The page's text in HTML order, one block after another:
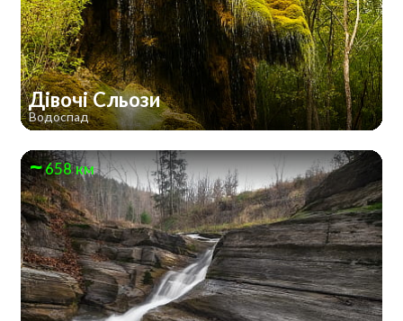
Дівочі Сльози
Водоспад
658 км